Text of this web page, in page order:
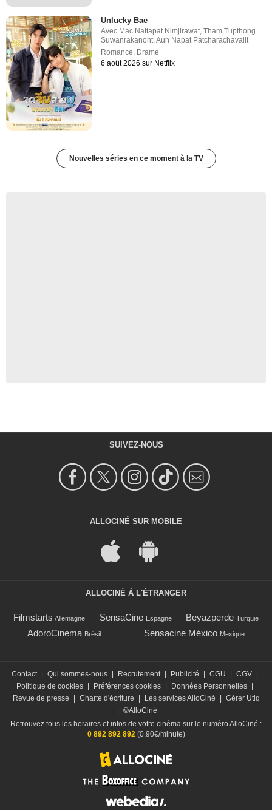
Unlucky Bae
Avec Mac Nattapat Nimjirawat,Tham Tupthong
Suwanrakanont,Aun Napat Patcharachavalit
Romance, Drame
6 août 2026 sur Netflix
Nouvelles séries en ce moment à la TV
SUIVEZ-NOUS
ALLOCINÉ SUR MOBILE
ALLOCINÉ À L'ÉTRANGER
Filmstarts Allemagne SensaCine Espagne Beyazperde Turquie
AdoroCinema Brésil Sensacine México Mexique
Contact | Qui sommes-nous | Recrutement | Publicité | CGU | CGV |
Politique de cookies | Préférences cookies | Données Personnelles |
Revue de presse
| Charte d'écriture | Les services AlloCiné | Gérer Utiq
| ©AlloCiné
Retrouvez tous les horaires et infos de votre cinéma sur le numéro AlloCiné :
0 892 892 892 (0,90€/minute)